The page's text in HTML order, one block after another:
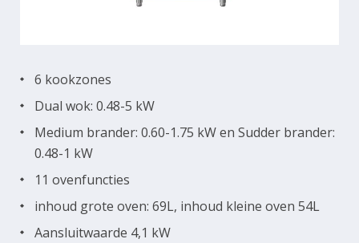
6 kookzones
Dual wok: 0.48-5 kW
Medium brander: 0.60-1.75 kW en Sudder brander:
0.48-1 kW
11 ovenfuncties
inhoud grote oven: 69L, inhoud kleine oven 54L
Aansluitwaarde 4,1 kW